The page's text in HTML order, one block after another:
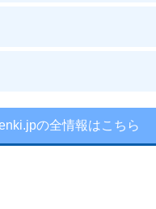
の全情報はこちら